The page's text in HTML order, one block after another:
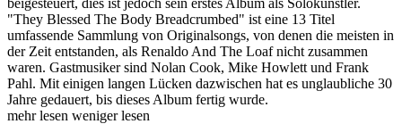
"They Blessed The Body Breadcrumbed" ist eine 13 Titel
umfassende Sammlung von Originalsongs, von denen die meisten in
der Zeit entstanden, als Renaldo And The Loaf nicht zusammen
waren. Gastmusiker sind Nolan Cook, Mike Howlett und Frank
Pahl. Mit einigen langen Lücken dazwischen hat es unglaubliche 30
Jahre gedauert, bis dieses Album fertig wurde.
mehr lesen weniger lesen